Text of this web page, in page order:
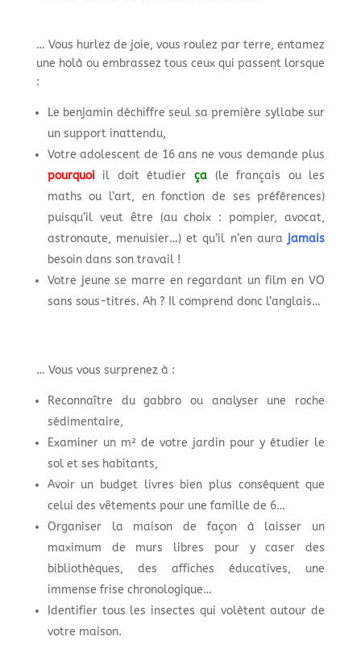
… Vous hurlez de joie, vous roulez par terre, entamez
une holà ou embrassez tous ceux qui passent lorsque
:
Le benjamin déchiffre seul sa première syllabe sur
un support inattendu,
Votre adolescent de 16 ans ne vous demande plus
pourquoi
il doit étudierça (le français ou les
maths ou l’art, en fonction de ses préférences)
puisqu’il veut être (au choix : pompier, avocat,
astronaute, menuisier…) et qu’il n’en aura jamais
besoin dans son travail !
Votre jeune se marre en regardant un film en VO
sans sous-titres. Ah ? Il comprend donc l’anglais…
… Vous vous surprenez à :
Reconnaître du gabbro ou analyser une roche
sédimentaire,
Examiner un m² de votre jardin pour y étudier le
sol et ses habitants,
Avoir un budget livres bien plus conséquent que
celui des vêtements pour une famille de 6…
Organiser la maison de façon à laisser un
maximum de murs libres pour y caser des
bibliothèques, des affiches éducatives, une
immense frise chronologique…
Identifier tous les insectes qui volètent autour de
votre maison.